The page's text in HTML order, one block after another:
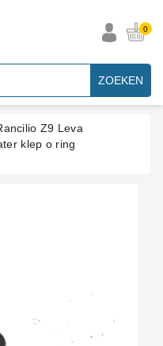
0
ZOEKEN
Z9 Leva
klep o ring